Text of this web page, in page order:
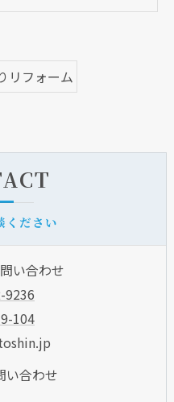
リフォーム
ください
い合わせ
9236
104
い合わせ